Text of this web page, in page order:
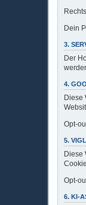
Dein
3.
Der
4.
Diese
Opt-
5.
Diese
Opt-
6. KI-